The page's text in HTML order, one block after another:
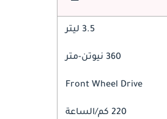
3.5 ليتر
360 نيوتن-متر
Front Wheel Drive
220 كم/الساعة